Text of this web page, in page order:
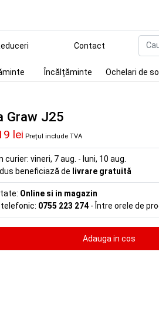
Contact
Încălțăminte Ochelari de
Graw J25
lei Prețul include TVA
curier: vineri, 7 aug. - luni, 10 aug.
beneficiază de livrare gratuită
Online si in magazin
0755 223 274 - Între orele de